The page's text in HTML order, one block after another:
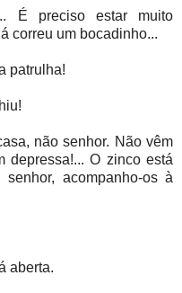
É preciso estar muito
correu um bocadinho...
patrulha!
não senhor. Não vêm
depressa!... O zinco está
acompanho-os à
aberta.